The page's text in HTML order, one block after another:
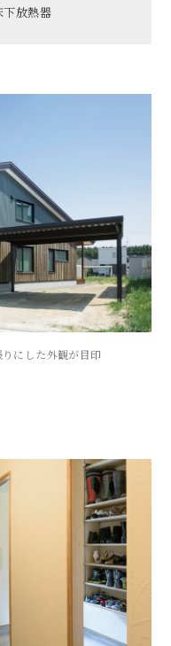
放熱器
にした外観が目印